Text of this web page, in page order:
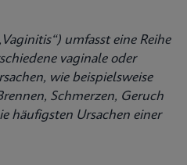
umfasst eine Reihe
vaginale oder
wie beispielsweise
Schmerzen, Geruch
häufigsten Ursachen einer